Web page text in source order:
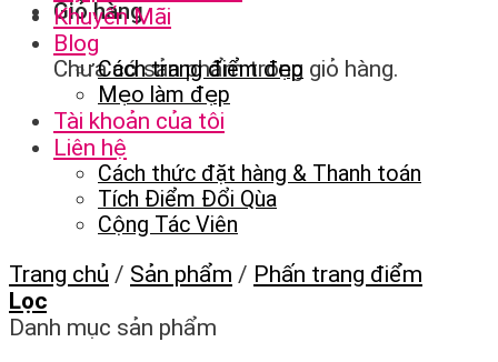
Giỏ hàng
Chưa có sản phẩm trong giỏ hàng.
Khuyến Mãi
Blog
Cách trang điểm đẹp
Mẹo làm đẹp
Tài khoản của tôi
Liên hệ
Cách thức đặt hàng & Thanh toán
Tích Điểm Đổi Qùa
Cộng Tác Viên
Trang chủ / Sản phẩm / Phấn trang điểm
Lọc
Danh mục sản phẩm